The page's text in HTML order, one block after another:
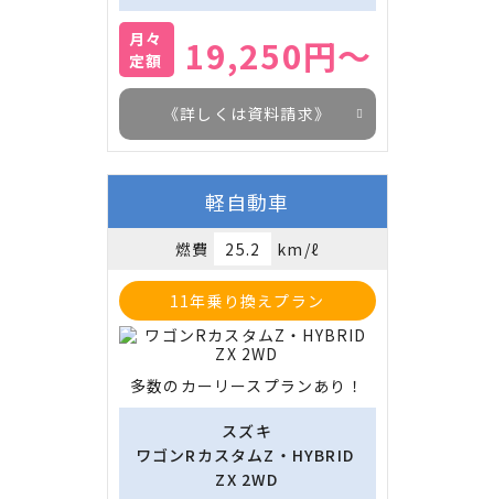
月々
定額
19,250円～
《詳しくは資料請求》
軽自動車
燃費 25.2 km/ℓ
11年乗り換えプラン
多数のカーリースプランあり！
スズキ
ワゴンRカスタムZ・HYBRID
ZX 2WD